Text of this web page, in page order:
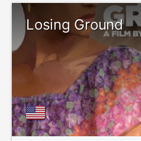
Losing Ground